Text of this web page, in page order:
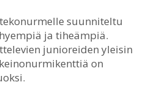
suunniteltu
ja tiheämpiä.
junioreiden yleisin
on